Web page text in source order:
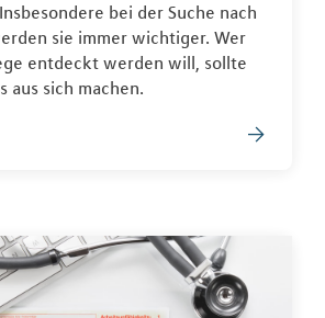
bei der Suche nach
sie immer wichtiger. Wer
entdeckt werden will, sollte
aus sich machen.